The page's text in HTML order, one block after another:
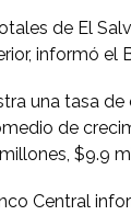
de El
informó el
una tasa
de
$9.9
Central